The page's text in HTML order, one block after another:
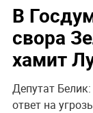
В
свора
хамит
Депутат
ответ на